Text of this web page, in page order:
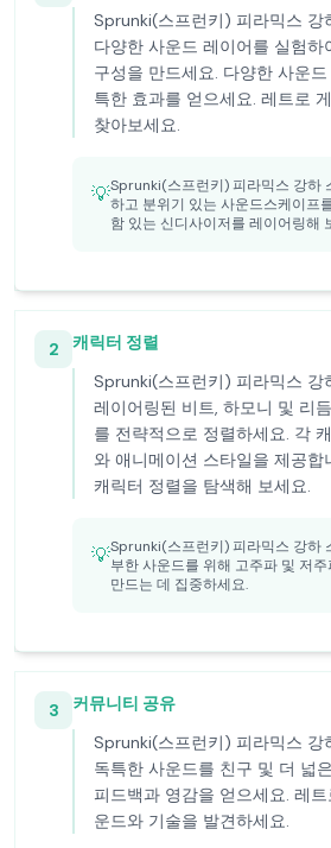
Sprunki(스프런키) 피라믹스 강
다양한 사운드 레이어를 실험하
구성을 만드세요. 다양한 사운
특한 효과를 얻으세요. 레트로
찾아보세요.
💡Sprunki(스프런키) 피라믹스 강하
하고 분위기 있는 사운드스케이프
함 있는 신디사이저를 레이어링해
2
캐릭터 정렬
Sprunki(스프런키) 피라믹스 강
레이어링된 비트, 하모니 및 리
를 전략적으로 정렬하세요. 각
와 애니메이션 스타일을 제공합
캐릭터 정렬을 탐색해 보세요.
💡Sprunki(스프런키) 피라믹스 강하
부한 사운드를 위해 고주파 및 저
만드는 데 집중하세요.
3
커뮤니티 공유
Sprunki(스프런키) 피라믹스 강
독특한 사운드를 친구 및 더 넓
피드백과 영감을 얻으세요. 레
운드와 기술을 발견하세요.